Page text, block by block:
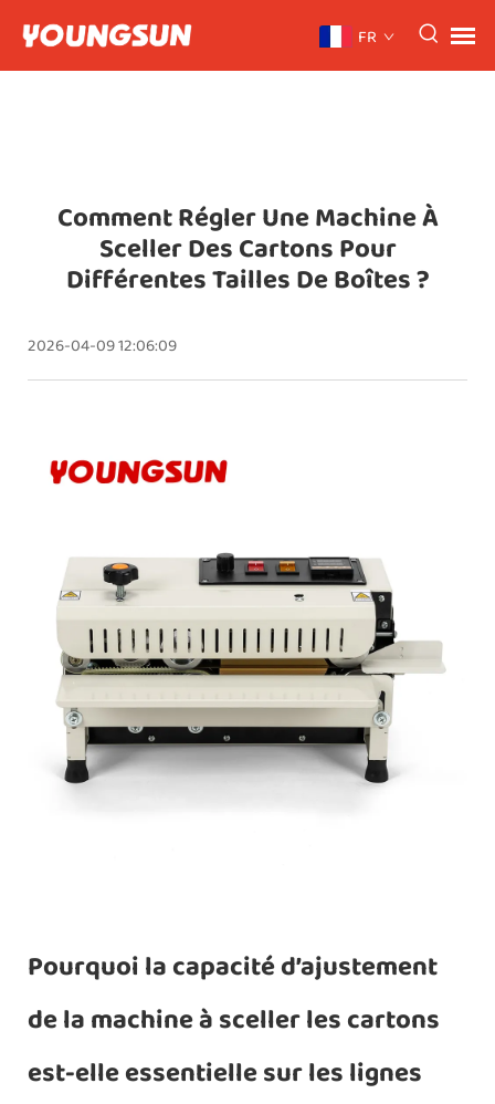
FR
Comment Régler Une Machine À
Sceller Des Cartons Pour
Différentes Tailles De Boîtes ?
2026-04-09 12:06:09
Pourquoi la capacité d’ajustement
de la machine à sceller les cartons
est-elle essentielle sur les lignes